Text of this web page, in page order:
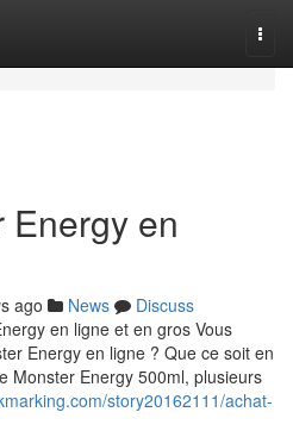
Energy en
ago News
Discuss
en ligne et en gros Vous
Energy en ligne ? Que ce soit en
Monster Energy 500ml, plusieurs
story20162111/achat-